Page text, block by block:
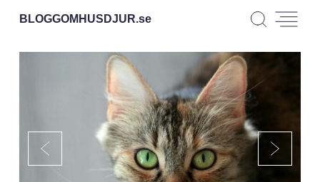
BLOGGOMHUSDJUR.se